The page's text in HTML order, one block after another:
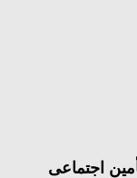
اجتماعی